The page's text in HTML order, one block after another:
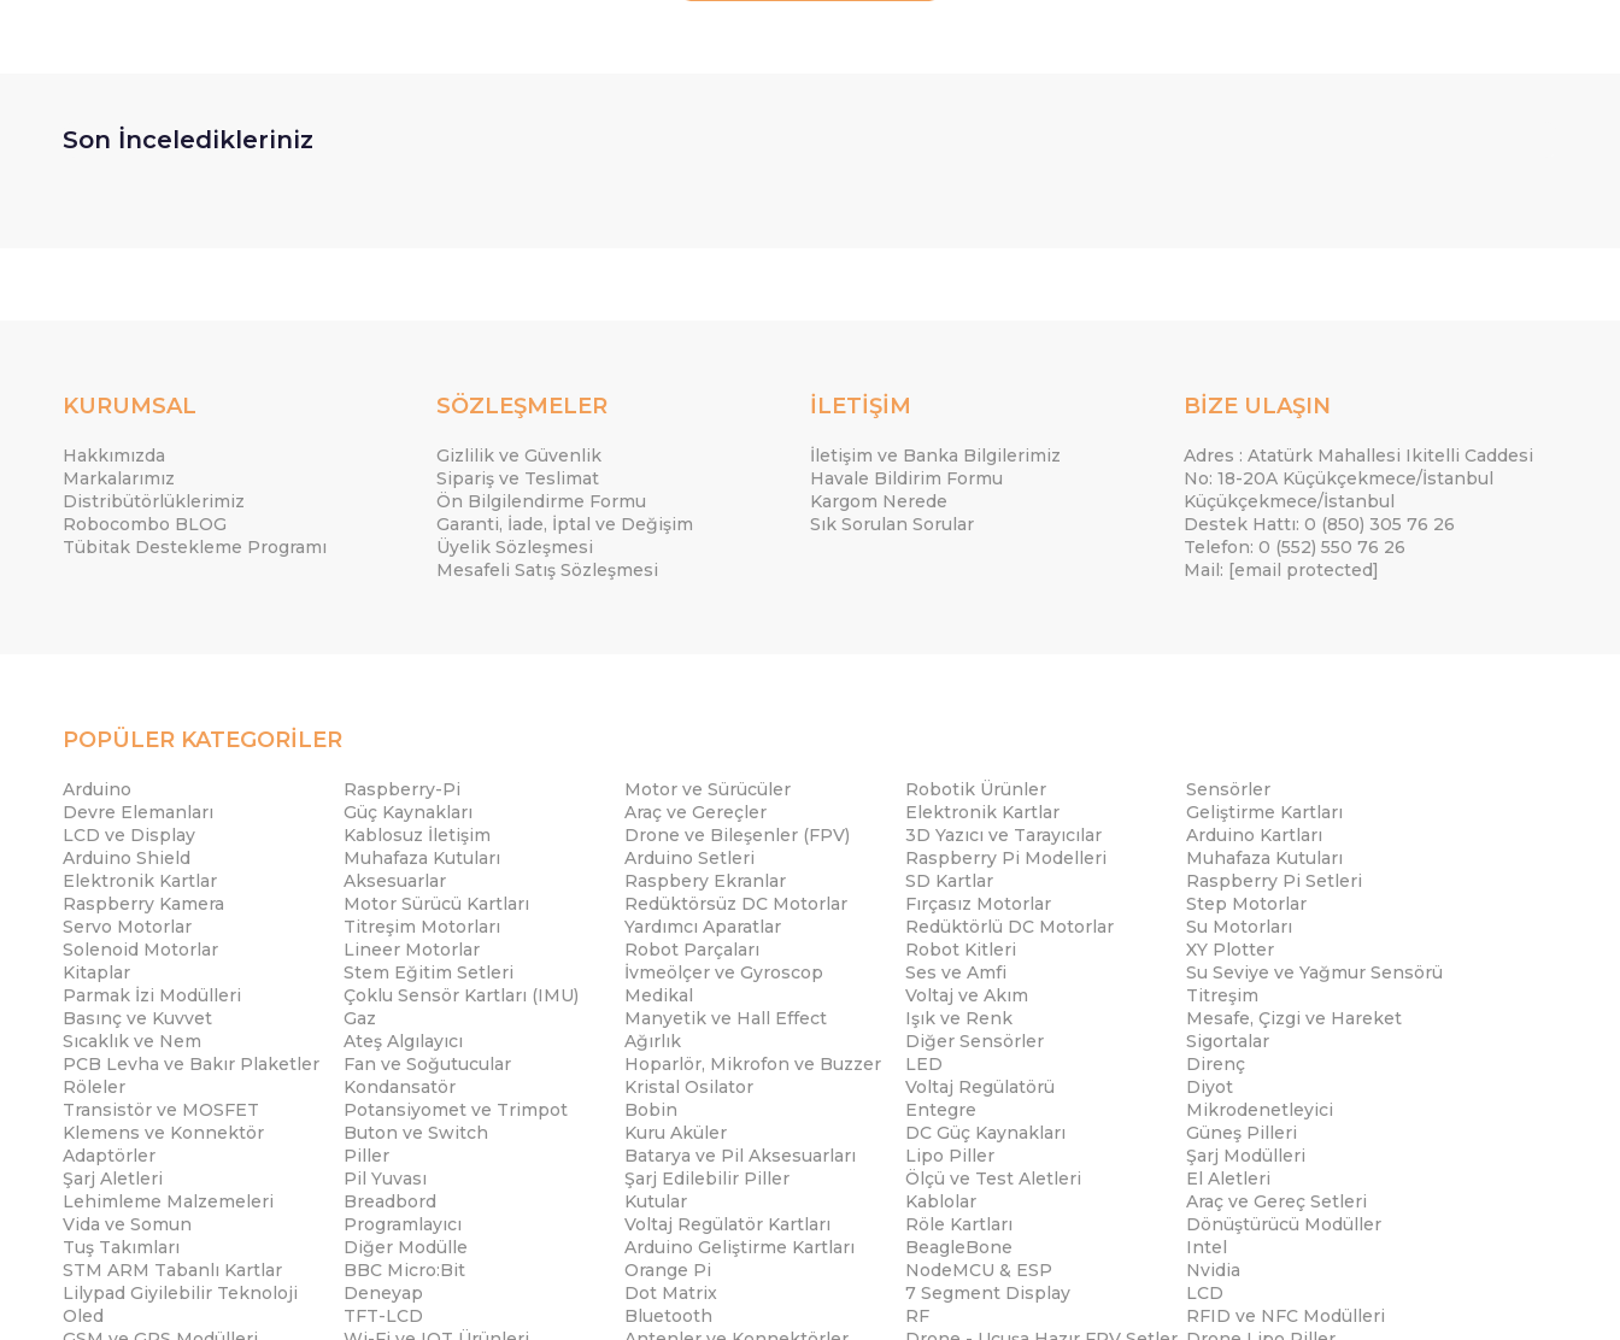
Son İnceledikleriniz
KURUMSAL
Hakkımızda
Markalarımız
Distribütörlüklerimiz
Robocombo BLOG
Tübitak Destekleme Programı
SÖZLEŞMELER
Gizlilik ve Güvenlik
Sipariş ve Teslimat
Ön Bilgilendirme Formu
Garanti, İade, İptal ve Değişim
Üyelik Sözleşmesi
Mesafeli Satış Sözleşmesi
İLETİŞİM
İletişim ve Banka Bilgilerimiz
Havale Bildirim Formu
Kargom Nerede
Sık Sorulan Sorular
BİZE ULAŞIN
Adres : Atatürk Mahallesi Ikitelli Caddesi
No: 18-20A Küçükçekmece/İstanbul
Küçükçekmece/İstanbul
Destek Hattı: 0 (850) 305 76 26
Telefon: 0 (552) 550 76 26
Mail: [email protected]
POPÜLER KATEGORİLER
Arduino Raspberry-Pi Motor ve Sürücüler Robotik Ürünler
Sensörler
Devre Elemanları
Güç Kaynakları Araç ve Gereçler Elektronik Kartlar
Geliştirme Kartları
LCD ve Display
Kablosuz İletişim Drone ve Bileşenler (FPV) 3D Yazıcı ve Tarayıcılar
Arduino Kartları
Arduino Shield
Muhafaza Kutuları Arduino Setleri Raspberry Pi Modelleri
Muhafaza Kutuları
Elektronik Kartlar
Aksesuarlar Raspbery Ekranlar SD Kartlar
Raspberry Pi Setleri
Raspberry Kamera
Motor Sürücü Kartları Redüktörsüz DC Motorlar Fırçasız Motorlar
Step Motorlar
Servo Motorlar
Titreşim Motorları Yardımcı Aparatlar Redüktörlü DC Motorlar
Su Motorları
Solenoid Motorlar
Lineer Motorlar Robot Parçaları Robot Kitleri
XY Plotter
Kitaplar
Stem Eğitim Setleri İvmeölçer ve Gyroscop Ses ve Amfi
Su Seviye ve Yağmur Sensörü
Parmak İzi Modülleri
Çoklu Sensör Kartları (IMU) Medikal Voltaj ve Akım
Titreşim
Basınç ve Kuvvet
Gaz Manyetik ve Hall Effect Işık ve Renk
Mesafe, Çizgi ve Hareket
Sıcaklık ve Nem
Ateş Algılayıcı Ağırlık Diğer Sensörler
Sigortalar
PCB Levha ve Bakır Plaketler
Fan ve Soğutucular Hoparlör, Mikrofon ve Buzzer LED
Direnç
Röleler
Kondansatör Kristal Osilator Voltaj Regülatörü
Diyot
Transistör ve MOSFET
Potansiyomet ve Trimpot Bobin Entegre
Mikrodenetleyici
Klemens ve Konnektör
Buton ve Switch Kuru Aküler DC Güç Kaynakları
Güneş Pilleri
Adaptörler
Piller Batarya ve Pil Aksesuarları Lipo Piller
Şarj Modülleri
Şarj Aletleri
Pil Yuvası Şarj Edilebilir Piller Ölçü ve Test Aletleri
El Aletleri
Lehimleme Malzemeleri
Breadbord Kutular Kablolar
Araç ve Gereç Setleri
Vida ve Somun
Programlayıcı Voltaj Regülatör Kartları Röle Kartları
Dönüştürücü Modüller
Tuş Takımları
Diğer Modülle Arduino Geliştirme Kartları BeagleBone
Intel
STM ARM Tabanlı Kartlar
BBC Micro:Bit Orange Pi NodeMCU & ESP
Nvidia
Lilypad Giyilebilir Teknoloji
Deneyap Dot Matrix 7 Segment Display
LCD
Oled
TFT-LCD Bluetooth RF
RFID ve NFC Modülleri